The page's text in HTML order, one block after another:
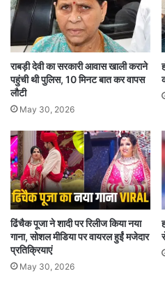
उनकी यह खासियत है कि वह
बात पर नजर रखते हैं’.
पिस्टल शूटर का मानना ​​है कि
जीत का जश्न मनाने तक नहीं है,
परवाह किए बिना हर एथलीट
उसका समर्थन करने पर ध्यान
मनु ने पेरिस ओलंपिक में
स्पर्धा में कांस्य पदक जीतकर
जिसके बाद प्रधानमंत्री
उन्हें बधाई दी. इसके बाद मनु ने
मिश्रित 10 मीटर एयर
राबड़ी देवी का सरकारी आवास खाली कराने
पहुंची थी पुलिस, 10 मिनट बात कर वापस
लौटी
May 30, 2026
ढिंचैक पूजा ने शादी पर रिलीज किया नया
गाना, सोशल मीडिया पर वायरल हुईं मजेदार
प्रतिक्रियाएं
May 30, 2026